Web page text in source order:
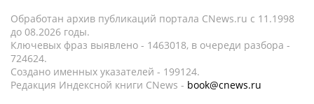
Обработан архив публикаций портала CNews.ru c 11.1998
до 08.2026 годы.
Ключевых фраз выявлено - 1463018, в очереди разбора -
724624.
Создано именных указателей - 199124.
Редакция Индексной книги CNews - book@cnews.ru